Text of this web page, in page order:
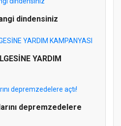
Dini Bilgiler Sınavı
dindensiniz
YARDIM
depremzedelere